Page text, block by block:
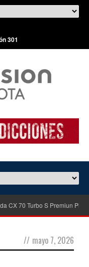
301
CX 70 Turbo S Premiun Plus
// mayo 7, 2026